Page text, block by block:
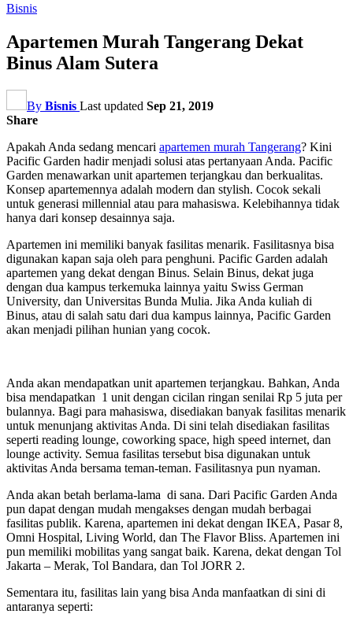
Bisnis
Apartemen Murah Tangerang Dekat
Binus Alam Sutera
By Bisnis Last updated Sep 21, 2019
Share
Apakah Anda sedang mencari apartemen murah Tangerang? Kini
Pacific Garden hadir menjadi solusi atas pertanyaan Anda. Pacific
Garden menawarkan unit apartemen terjangkau dan berkualitas.
Konsep apartemennya adalah modern dan stylish. Cocok sekali
untuk generasi millennial atau para mahasiswa. Kelebihannya tidak
hanya dari konsep desainnya saja.
Apartemen ini memiliki banyak fasilitas menarik. Fasilitasnya bisa
digunakan kapan saja oleh para penghuni. Pacific Garden adalah
apartemen yang dekat dengan Binus. Selain Binus, dekat juga
dengan dua kampus terkemuka lainnya yaitu Swiss German
University, dan Universitas Bunda Mulia. Jika Anda kuliah di
Binus, atau di salah satu dari dua kampus lainnya, Pacific Garden
akan menjadi pilihan hunian yang cocok.
Anda akan mendapatkan unit apartemen terjangkau. Bahkan, Anda
bisa mendapatkan 1 unit dengan cicilan ringan senilai Rp 5 juta per
bulannya. Bagi para mahasiswa, disediakan banyak fasilitas menarik
untuk menunjang aktivitas Anda. Di sini telah disediakan fasilitas
seperti reading lounge, coworking space, high speed internet, dan
lounge activity. Semua fasilitas tersebut bisa digunakan untuk
aktivitas Anda bersama teman-teman. Fasilitasnya pun nyaman.
Anda akan betah berlama-lama di sana. Dari Pacific Garden Anda
pun dapat dengan mudah mengakses dengan mudah berbagai
fasilitas publik. Karena, apartemen ini dekat dengan IKEA, Pasar 8,
Omni Hospital, Living World, dan The Flavor Bliss. Apartemen ini
pun memiliki mobilitas yang sangat baik. Karena, dekat dengan Tol
Jakarta – Merak, Tol Bandara, dan Tol JORR 2.
Sementara itu, fasilitas lain yang bisa Anda manfaatkan di sini di
antaranya seperti: